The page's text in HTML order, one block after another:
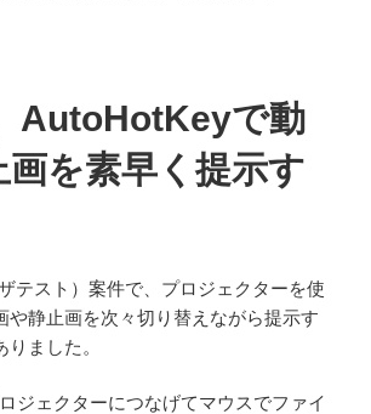
AutoHotKeyで動
画を素早く提示す
テスト）案件で、プロジェクターを使
や静止画を次々切り替えながら提示す
ました。
ジェクターにつなげてマウスでファイ